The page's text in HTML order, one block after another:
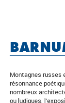
Montagnes russes
résonnance
nombreux
ou ludiques,